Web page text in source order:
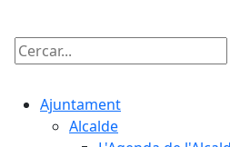
Cercar:
Ajuntament
Alcalde